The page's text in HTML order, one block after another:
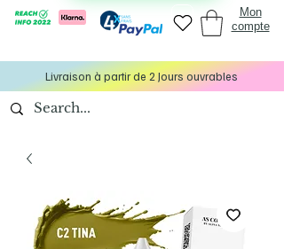
Mon
compte
Livraison à partir de 2 Jours ouvrables